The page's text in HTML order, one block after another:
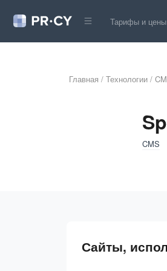
Тарифы и цены
Главная / Технологии /
CMS
Сайты,